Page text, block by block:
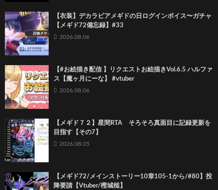
【衣装】デカラビアメギドの日ログインボイス〜ガチャ
【メギド72備忘録】#33
2026.08.06
【#お絵描き配信 】リクエストお絵描きVol.6.5 ハルファ
ス【魔ヶ月にーな】 #vtuber
2026.08.06
【メギド７２】星間RTA そろそろ真面目に記録更新を
目指す【その7】
2026.08.05
【メギド72/メインストーリー10章105-1から/#80】投
降要請【Vtuber/樫城槌】